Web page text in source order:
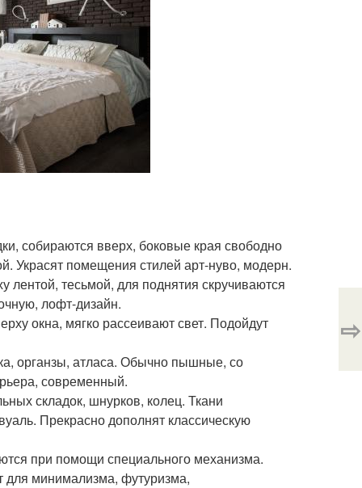
собираются вверх, боковые края свободно
помещения стилей арт-нуво, модерн.
лентой, тесьмой, для поднятия скручиваются
лофт-дизайн.
окна, мягко рассеивают свет. Подойдут
органзы, атласа. Обычно пышные, со
современный.
складок, шнурков, колец. Ткани
Прекрасно дополнят классическую
при помощи специального механизма.
для минимализма, футуризма,
⇨